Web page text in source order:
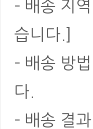
- 배송 지
습니다.]
- 배송 방
다.
- 배송 결